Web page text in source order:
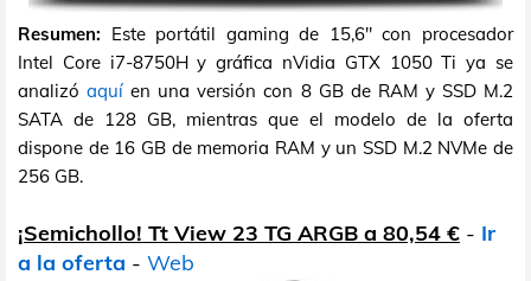
Resumen: Este portátil gaming de 15,6" con procesador
Intel Core i7-8750H y gráfica nVidia GTX 1050 Ti ya se
analizóaquí en una versión con 8 GB de RAM y SSD M.2
SATA de 128 GB, mientras que el modelo de la oferta
dispone de 16 GB de memoria RAM y un SSD M.2 NVMe de
256 GB.
¡Semichollo! Tt View 23 TG ARGB a 80,54 € - Ir
a la oferta - Web